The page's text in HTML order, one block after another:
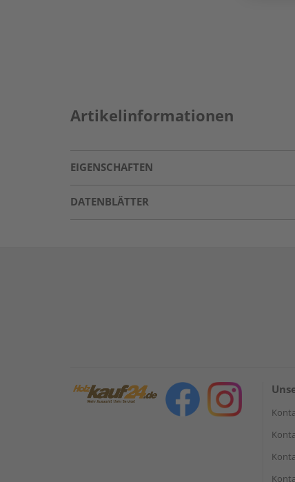
Artikelinformationen
EIGENSCHAFTEN
DATENBLÄTTER